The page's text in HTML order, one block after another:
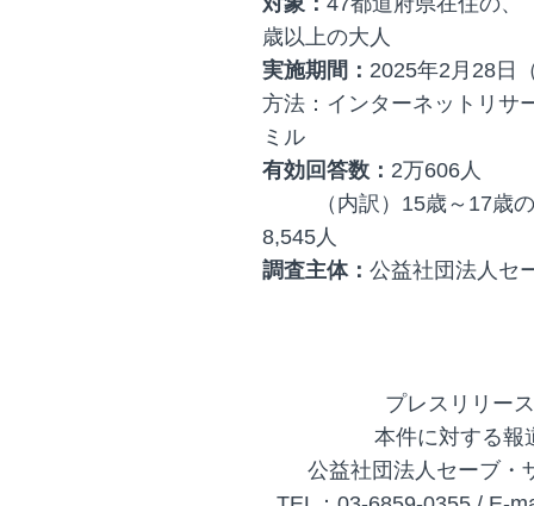
歳以上の大人
実施期間： 2025年2月28日
方法：インターネットリサ
ミル
有効回答数： 2万606人
（内訳）15歳～17歳
8,545人
調査主体： 公益社団法人セ
プレスリリー
本件に対する報
公益社団法人セーブ・